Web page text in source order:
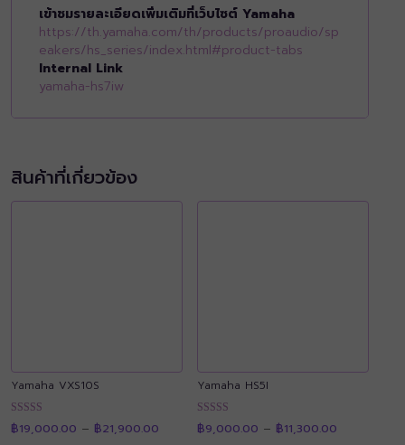
เข้าชมรายละเอียดเพิ่มเติมที่เว็บไซต์ Yamaha
https://th.yamaha.com/th/products/proaudio/sp
eakers/hs_series/index.html#product-tabs
Internal Link
yamaha-hs7iw
สินค้าที่เกี่ยวข้อง
Yamaha VXS10S
ให้คะแนน
4.92
฿19,000.00 – ฿21,900.00
Yamaha HS5I
ให้คะแนน
4.89
฿9,000.00 – ฿11,300.00range: